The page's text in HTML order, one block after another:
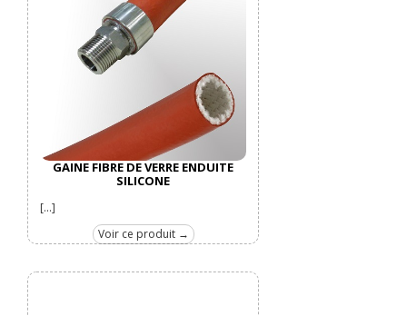
GAINE FIBRE DE VERRE ENDUITE
SILICONE
[...]
Voir ce produit →